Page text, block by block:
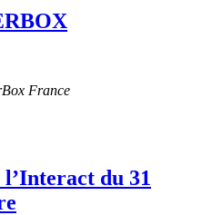
France
du 31